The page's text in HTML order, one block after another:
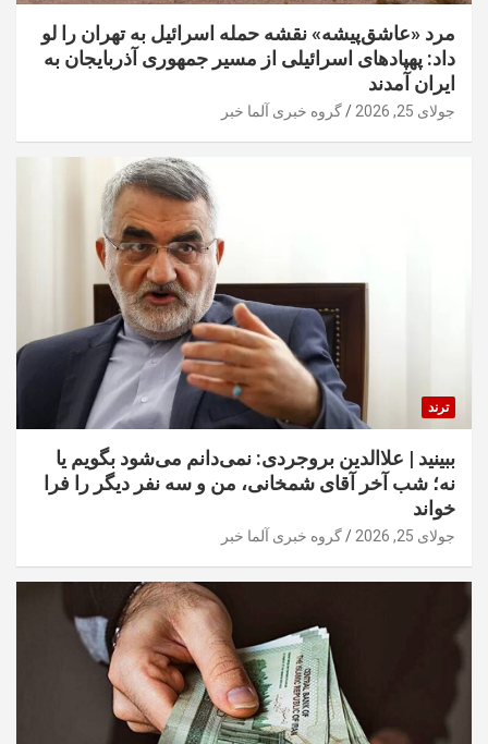
مرد «عاشق‌پیشه» نقشه حمله اسرائیل به تهران را لو
داد: پهپادهای اسرائیلی از مسیر جمهوری آذربایجان به
ایران آمدند
جولای 25, 2026 گروه خبری آلما خبر
ترند
ببینید | علاالدین بروجردی: نمی‌دانم می‌شود بگویم یا
نه؛ شب آخر آقای شمخانی، من و سه نفر دیگر را فرا
خواند
جولای 25, 2026 گروه خبری آلما خبر